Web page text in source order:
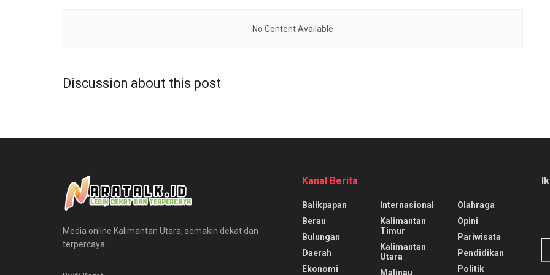
No Content Available
Discussion about this post
Media online Kalimantan Utara, semakin dekat dan
terpercaya
Kanal Berita
Balikpapan
Berau
Bulungan
Daerah
Ekonomi
Internasional
Kalimantan
Timur
Kalimantan
Utara
Malinau
Olahraga
Opini
Pariwisata
Pendidikan
Politik